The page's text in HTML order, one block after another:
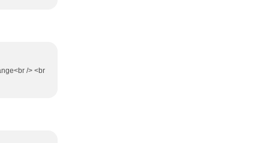
/> <br